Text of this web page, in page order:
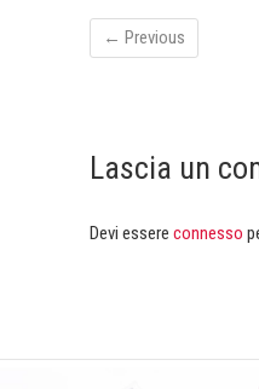
← Previous
Lascia un
Devi essere connesso